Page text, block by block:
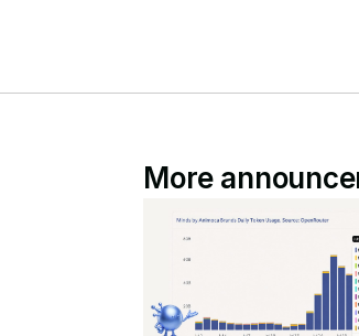
More